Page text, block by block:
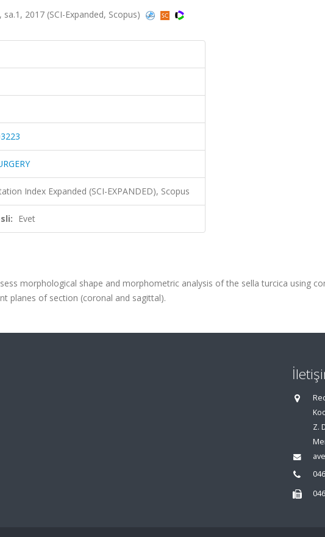
sa.1, 2017 (SCI-Expanded, Scopus)
Index Expanded (SCI-EXPANDED), Scopus
Evet
morphological shape and morphometric analysis of the sella turcica using
planes of section (coronal and sagittal).
Z.